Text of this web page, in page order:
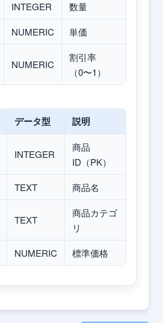
INTEGER
数量
NUMERIC 単価
NUMERIC
割引率
（0〜1）
データ型 説明
INTEGER
商品
ID（PK）
TEXT 商品名
TEXT
商品カテゴ
リ
NUMERIC 標準価格